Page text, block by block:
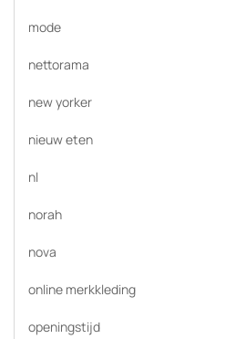
mode
nettorama
new yorker
nieuw eten
nl
norah
nova
online merkkleding
openingstijd